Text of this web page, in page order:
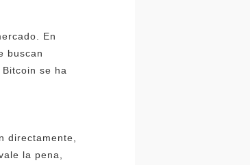
En
buscan
se ha
directamente,
la pena,